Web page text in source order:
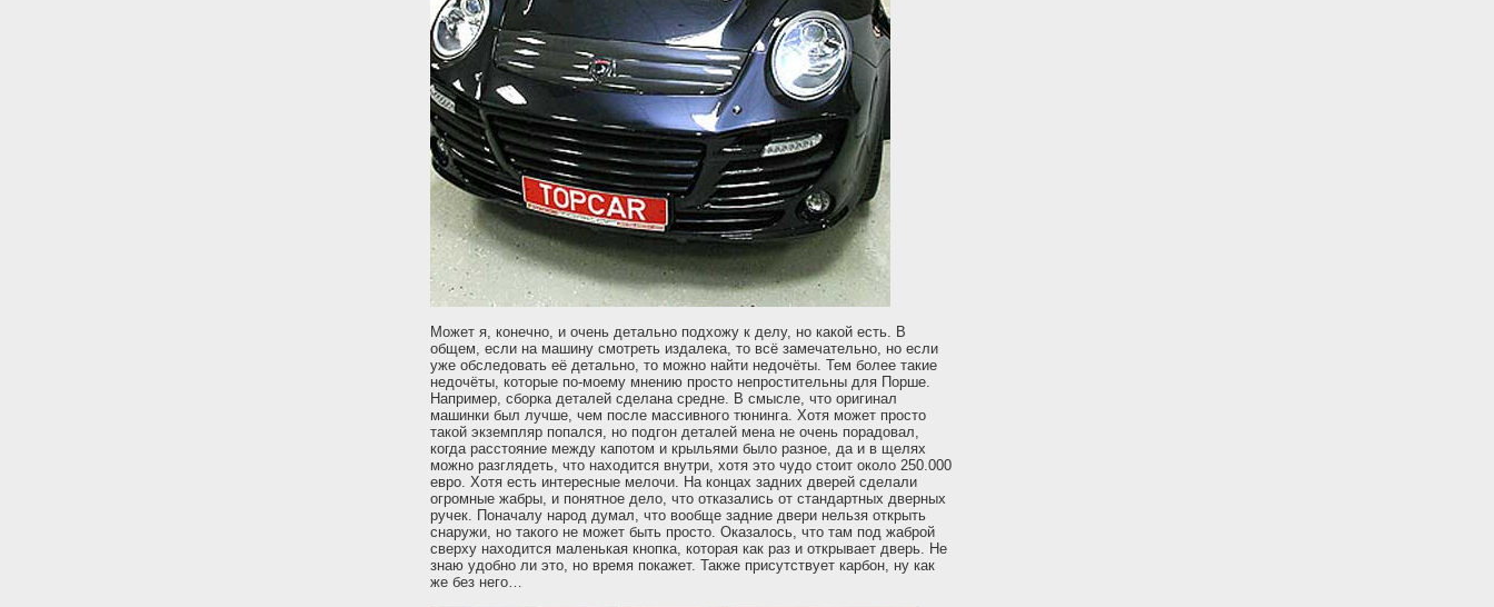
Может я, конечно, и очень детально подхожу к делу, но какой есть. В
общем, если на машину смотреть издалека, то всё замечательно, но если
уже обследовать её детально, то можно найти недочёты. Тем более такие
недочёты, которые по-моему мнению просто непростительны для Порше.
Например, сборка деталей сделана средне. В смысле, что оригинал
машинки был лучше, чем после массивного тюнинга. Хотя может просто
такой экземпляр попался, но подгон деталей мена не очень порадовал,
когда расстояние между капотом и крыльями было разное, да и в щелях
можно разглядеть, что находится внутри, хотя это чудо стоит около 250.000
евро. Хотя есть интересные мелочи. На концах задних дверей сделали
огромные жабры, и понятное дело, что отказались от стандартных дверных
ручек. Поначалу народ думал, что вообще задние двери нельзя открыть
снаружи, но такого не может быть просто. Оказалось, что там под жаброй
сверху находится маленькая кнопка, которая как раз и открывает дверь. Не
знаю удобно ли это, но время покажет. Также присутствует карбон, ну как
же без него…